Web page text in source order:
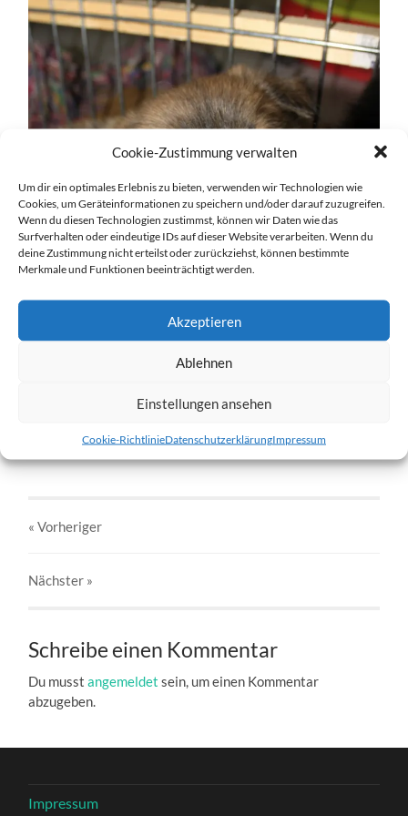
Cookie-Zustimmung verwalten
Um dir ein optimales Erlebnis zu bieten, verwenden wir Technologien wie
Cookies, um Geräteinformationen zu speichern und/oder darauf zuzugreifen.
Wenn du diesen Technologien zustimmst, können wir Daten wie das
Surfverhalten oder eindeutige IDs auf dieser Website verarbeiten. Wenn du
deine Zustimmung nicht erteilst oder zurückziehst, können bestimmte
Merkmale und Funktionen beeinträchtigt werden.
Akzeptieren
Ablehnen
Einstellungen ansehen
Cookie-RichtlinieDatenschutzerklärungImpressum
w1-28.01.2012-d.jpg
« Vorheriger
Nächster »
Schreibe einen Kommentar
Du musstangemeldet sein, um einen Kommentar
abzugeben.
Impressum